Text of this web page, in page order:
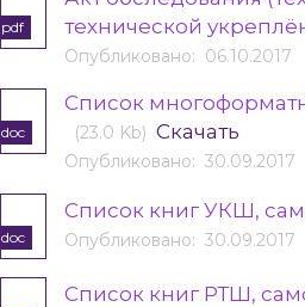
pdf
технической
Опубликовано: 06.10.2017
doc
Cписок
(23.0 Kb) Скачать
Опубликовано: 30.09.2017
doc
Cписок книг УКШ,
Опубликовано: 30.09.2017
Cписок книг РТШ,